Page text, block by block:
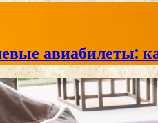
авиабилеты: